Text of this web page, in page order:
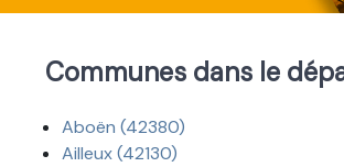
Communes dans le
Aboën (42380)
Ailleux (42130)